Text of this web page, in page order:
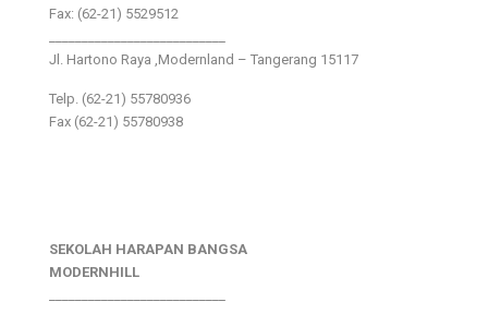
Fax: (62-21) 5529512
Jl. Hartono Raya ,Modernland – Tangerang 15117
Telp. (62-21) 55780936
Fax (62-21) 55780938
SEKOLAH HARAPAN BANGSA
MODERNHILL